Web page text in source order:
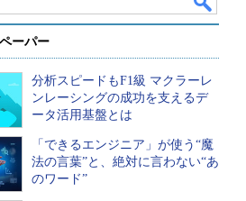
ーパー
分析スピードもF1級 マクラーレ
ンレーシングの成功を支えるデ
ータ活用基盤とは
「できるエンジニア」が使う“魔
法の言葉”と、絶対に言わない“あ
のワード”